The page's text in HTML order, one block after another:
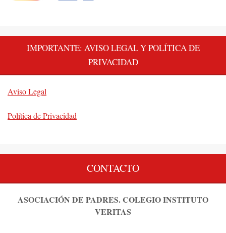
IMPORTANTE: AVISO LEGAL Y POLÍTICA DE
PRIVACIDAD
Aviso Legal
Política de Privacidad
CONTACTO
ASOCIACIÓN DE PADRES. COLEGIO INSTITUTO
VERITAS